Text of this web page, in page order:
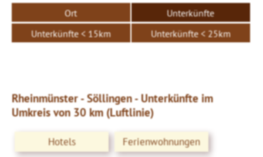
Ort
Unterkünfte
Unterkünfte < 15km
Unterkünfte < 25km
Rheinmünster - Söllingen - Unterkünfte im
Umkreis von 30 km (Luftlinie)
Hotels
Ferienwohnungen